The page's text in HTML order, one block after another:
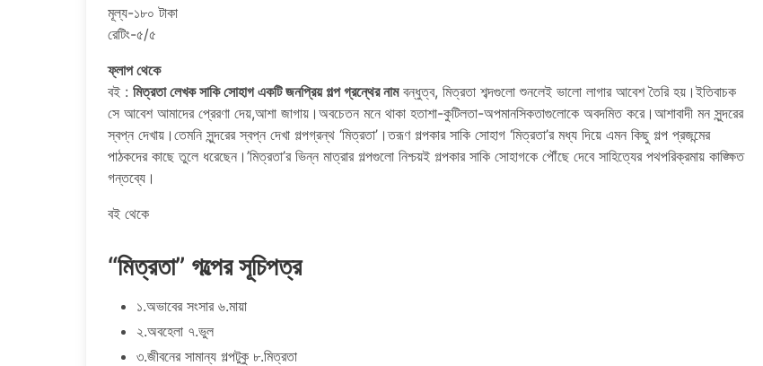
মূল্য-১৮০ টাকা
রেটিং-৫/৫
ফ্লাপ থেকে
বই : মিত্রতা লেখক সাকি সোহাগ একটি জনপ্রিয় গল্প গ্রন্থের নামবন্ধুত্ব, মিত্রতা শব্দগুলো শুনলেই ভালো লাগার আবেশ তৈরি হয়।ইতিবাচক
সে আবেশ আমাদের প্রেরণা দেয়,আশা জাগায়।অবচেতন মনে থাকা হতাশা-কুটিলতা-অপমানসিকতাগুলোকে অবদমিত করে।আশাবাদী মন সুন্দরের
স্বপ্ন দেখায়।তেমনি সুন্দরের স্বপ্ন দেখা গল্পগ্রন্থ ‘মিত্রতা’।তরূণ গল্পকার সাকি সোহাগ ‘মিত্রতা’র মধ্য দিয়ে এমন কিছু গল্প প্রজন্মের
পাঠকদের কাছে তুলে ধরেছেন।’মিত্রতা’র ভিন্ন মাত্রার গল্পগুলো নিশ্চয়ই গল্পকার সাকি সোহাগকে পৌঁছে দেবে সাহিত্যের পথপরিক্রমায় কাঙ্ক্ষিত
গন্তব্যে।
বই থেকে
“মিত্রতা” গল্পের সূচিপত্র
১.অভাবের সংসার ৬.মায়া
২.অবহেলা ৭.ভুল
৩.জীবনের সামান্য গল্পটুকু ৮.মিত্রতা